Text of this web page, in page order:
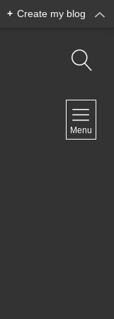
+ Create my blog
Menu